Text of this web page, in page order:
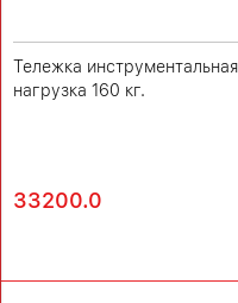
Тележка
нагрузка 160 кг.
33200.0